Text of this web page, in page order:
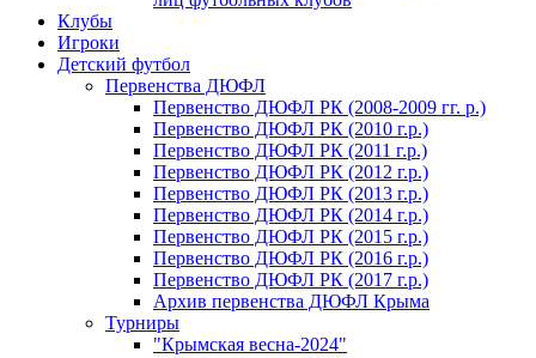
Клубы
Игроки
Детский футбол
Первенства ДЮФЛ
Первенство ДЮФЛ РК (2008-2009 гг. р.)
Первенство ДЮФЛ РК (2010 г.р.)
Первенство ДЮФЛ РК (2011 г.р.)
Первенство ДЮФЛ РК (2012 г.р.)
Первенство ДЮФЛ РК (2013 г.р.)
Первенство ДЮФЛ РК (2014 г.р.)
Первенство ДЮФЛ РК (2015 г.р.)
Первенство ДЮФЛ РК (2016 г.р.)
Первенство ДЮФЛ РК (2017 г.р.)
Архив первенства ДЮФЛ Крыма
Турниры
"Крымская весна-2024"